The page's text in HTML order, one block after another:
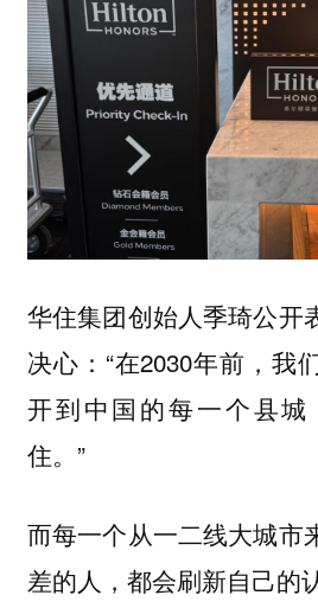
华住集团创始人季琦公开
决心：“在2030年前，我
开到中国的每一个县
住。”
而每一个从一二线大城市
差的人，都会刷新自己的